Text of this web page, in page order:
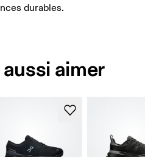
durables.
aimer